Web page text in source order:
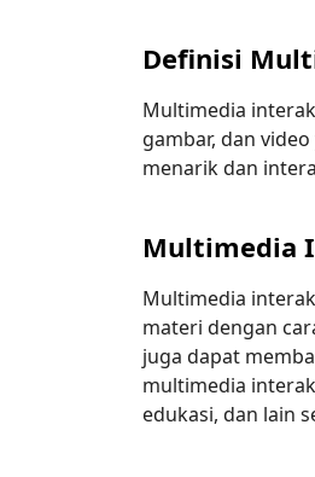
Definisi
Multimedia
gambar, dan
menarik dan
Multimedia
Multimedia
materi dengan
juga dapat
multimedia
edukasi, dan lain